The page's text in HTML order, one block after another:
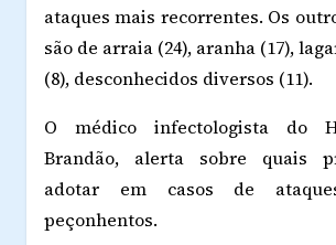
ataques mais recorrentes. Os
são de arraia (24), aranha (17),
(8), desconhecidos diversos (11).
O médico infectologista do
Brandão, alerta sobre quais
adotar em casos de
peçonhentos.